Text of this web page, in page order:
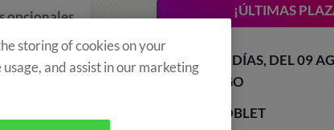
opcionales ¡ÚLTIMAS
15 DÍAS, DEL 09
AGO
POBLET
storing of cookies on your
and assist in our marketing